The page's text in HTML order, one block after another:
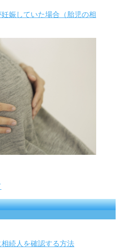
娠していた場合（胎児の相
続人を確認する方法